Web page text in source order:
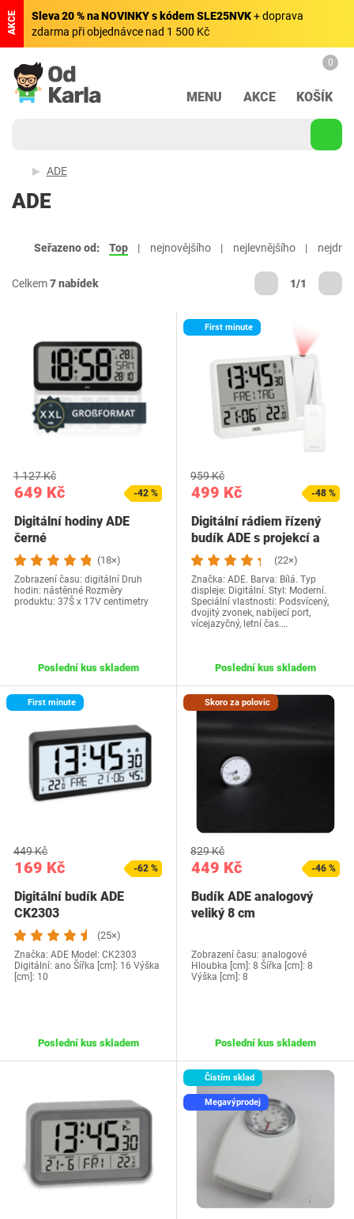
AKCE Sleva 20 % na NOVINKY s kódem SLE25NVK+ doprava
zdarma při objednávce nad 1 500 Kč
MENU AKCE
0
KOŠÍK
ADE
ADE
Seřazeno od: Top nejnovějšího nejlevnějšího
Celkem7 nabídek 1/1
649 Kč
1 127 Kč
-42 %
Digitální hodiny ADE
černé
(18×)
Zobrazení času: digitální Druh
hodin: nástěnné Rozměry
produktu: 37Š x 17V centimetry
Poslední kus skladem
First minute
499 Kč
959 Kč
-48 %
Digitální rádiem řízený
budík ADE s projekcí a
venkovním…
(22×)
Značka: ADE. Barva: Bílá. Typ
displeje: Digitální. Styl: Moderní.
Speciální vlastnosti: Podsvícený,
dvojitý zvonek, nabíjecí port,
vícejazyčný, letní čas.…
Poslední kus skladem
First minute
169 Kč
449 Kč
-62 %
Digitální budík ADE
CK2303
(25×)
Značka: ADE Model: CK2303
Digitální: ano Šířka [cm]: 16 Výška
[cm]: 10
Poslední kus skladem
Skoro za polovic
449 Kč
829 Kč
-46 %
Budík ADE analogový
veliký 8 cm
Zobrazení času: analogové
Hloubka [cm]: 8 Šířka [cm]: 8
Výška [cm]: 8
Poslední kus skladem
Čistím sklad
Megavýprodej